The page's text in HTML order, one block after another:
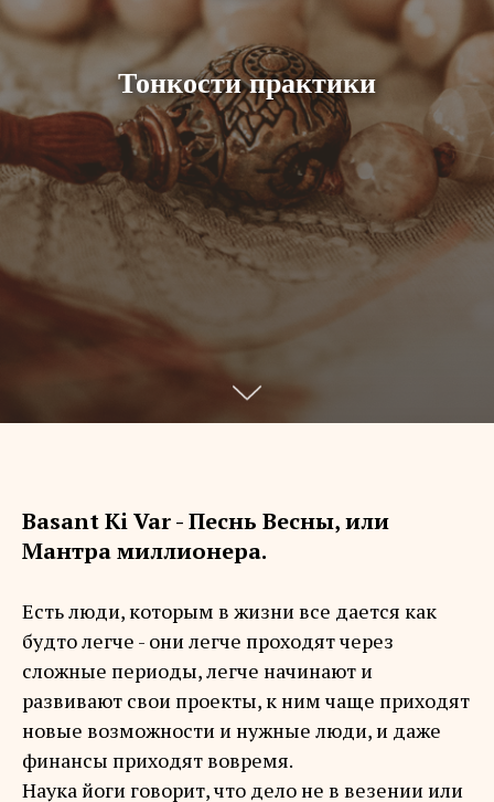
Тонкости практики
Basant Ki Var - Песнь Весны, или
Мантра миллионера.
Есть люди, которым в жизни все дается как
будто легче - они легче проходят через
сложные периоды, легче начинают и
развивают свои проекты, к ним чаще приходят
новые возможности и нужные люди, и даже
финансы приходят вовремя.
Наука йоги говорит, что дело не в везении или